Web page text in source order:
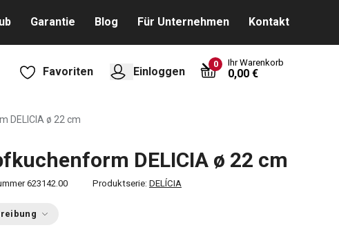
Garantie Blog Für Unternehmen Kontakt
Favoriten Einloggen
0 Ihr Warenkorb
0,00 €
DELICIA ø 22 cm
DELICIA ø 22 cm
623142.00 Produktserie: DELÍCIA